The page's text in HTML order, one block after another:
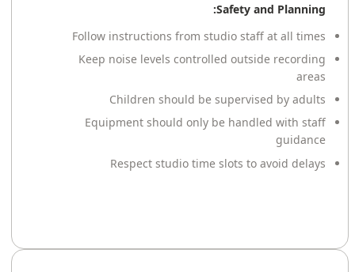
Safety and Planning:
Follow instructions from studio staff at all times
Keep noise levels controlled outside recording
areas
Children should be supervised by adults
Equipment should only be handled with staff
guidance
Respect studio time slots to avoid delays